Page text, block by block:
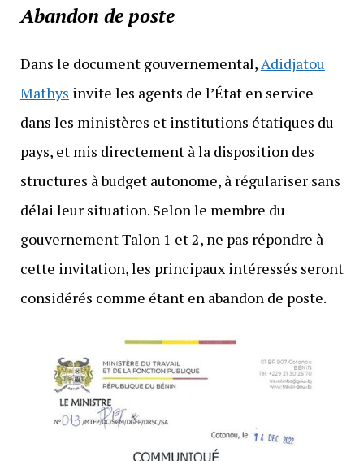
Abandon de poste
Dans le document gouvernemental,Adidjatou
Mathys invite les agents de l’État en service
dans les ministères et institutions étatiques du
pays, et mis directement à la disposition des
structures à budget autonome, à régulariser sans
délai leur situation. Selon le membre du
gouvernement Talon 1 et 2, ne pas répondre à
cette invitation, les principaux intéressés seront
considérés comme étant en abandon de poste.